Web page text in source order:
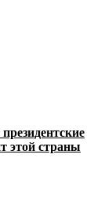
этой страны